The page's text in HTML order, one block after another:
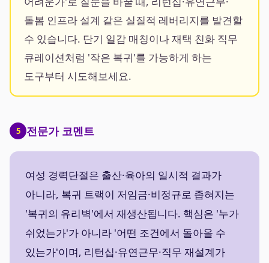
돌봄 인프라 설계 같은 실질적 레버리지를 발견할
수 있습니다. 단기 일감 매칭이나 재택 친화 직무
큐레이션처럼 '작은 복귀'를 가능하게 하는
도구부터 시도해보세요.
5 전문가 코멘트
여성 경력단절은 출산·육아의 일시적 결과가
아니라, 복귀 트랙이 저임금·비정규로 좁혀지는
'복귀의 유리벽'에서 재생산됩니다. 핵심은 '누가
쉬었는가'가 아니라 '어떤 조건에서 돌아올 수
있는가'이며, 리턴십·유연근무·직무 재설계가